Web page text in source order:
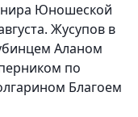
Юношеской
Жусупов в
Аланом
по
Благоем